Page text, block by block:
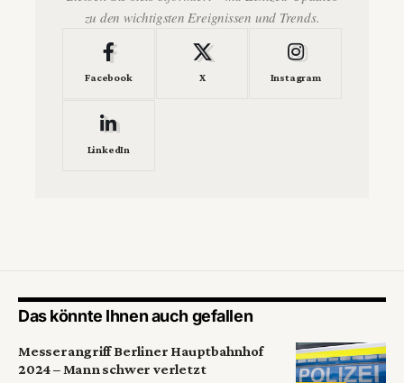
zu den wichtigsten Ereignissen und Trends.
Facebook X Instagram
LinkedIn
Das könnte Ihnen auch gefallen
Messerangriff Berliner Hauptbahnhof
2024 – Mann schwer verletzt